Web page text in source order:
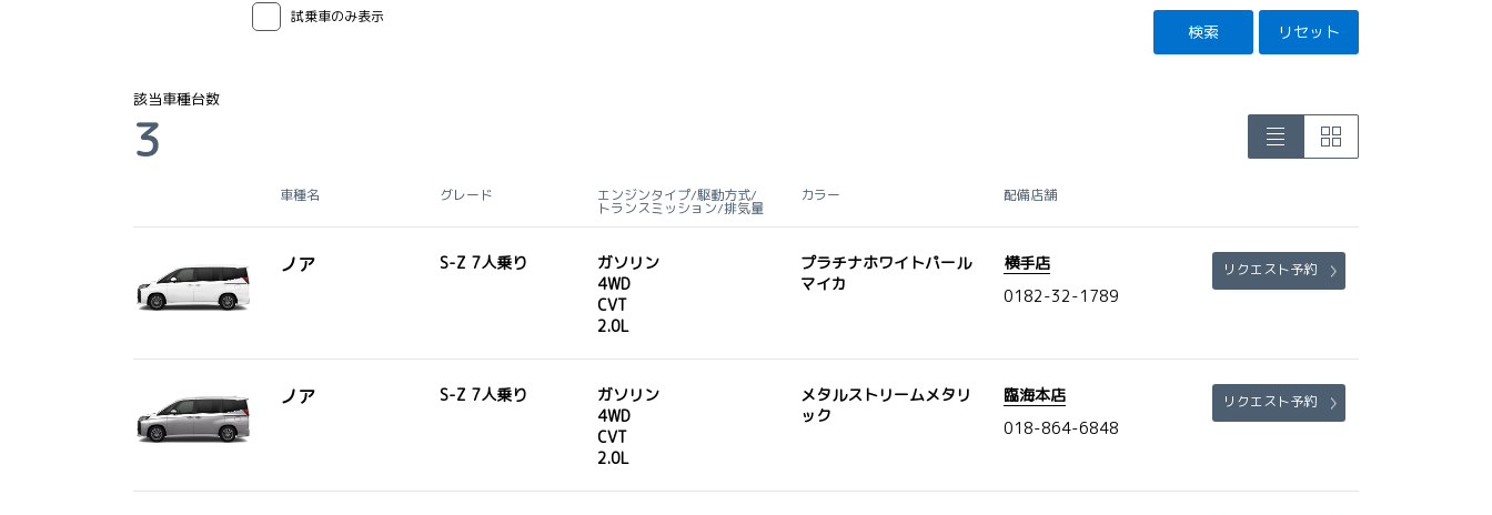
試乗車のみ表示
検索 リセット
該当車種台数
3
車種名 グレード エンジンタイプ/駆動方式/
トランスミッション/排気量
カラー 配備店舗
ノア S-Z 7人乗り
ガソリン
4WD
CVT
2.0L
プラチナホワイトパール
マイカ
横手店
0182-32-1789
リクエスト予約
ノア S-Z 7人乗り
ガソリン
4WD
CVT
2.0L
メタルストリームメタリ
ック
臨海本店
018-864-6848
リクエスト予約